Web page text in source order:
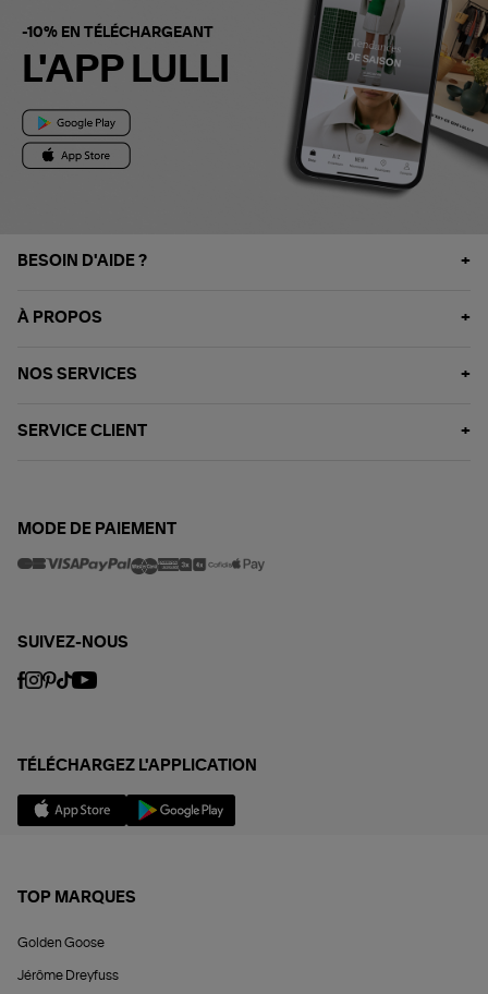
-10% EN TÉLÉCHARGEANT
L'APP LULLI
BESOIN D'AIDE ?
À PROPOS
NOS SERVICES
SERVICE CLIENT
MODE DE PAIEMENT
SUIVEZ-NOUS
TÉLÉCHARGEZ L'APPLICATION
TOP MARQUES
Golden Goose
Jérôme Dreyfuss